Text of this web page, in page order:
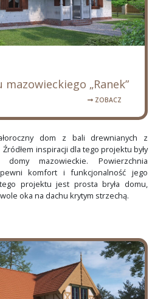
„Ranek”
ZOBACZ
dom z bali drewnianych z
inspiracji dla tego projektu były
domy mazowieckie. Powierzchnia
komfort i funkcjonalność jego
projektu jest prosta bryła domu,
oka na dachu krytym strzechą.